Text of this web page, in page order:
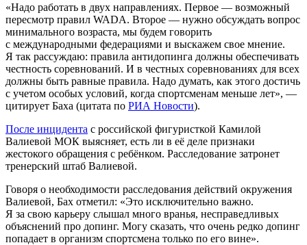
«Надо работать в двух направлениях. Первое — возможный
пересмотр правил WADA. Второе — нужно обсуждать вопрос
минимального возраста, мы будем говорить
с международными федерациями и выскажем свое мнение.
Я так рассуждаю: правила антидопинга должны обеспечивать
честность соревнований. И в честных соревнованиях для всех
должны быть равные правила. Надо думать, как этого достичь
с учетом особых условий, когда спортсменам меньше лет», —
цитирует Баха (цитата по РИА Новости).
После инцидента с российской фигуристкой Камилой
Валиевой МОК выясняет, есть ли в её деле признаки
жестокого обращения с ребёнком. Расследование затронет
тренерский штаб Валиевой.
Говоря о необходимости расследования действий окружения
Валиевой, Бах отметил: «Это исключительно важно.
Я за свою карьеру слышал много вранья, несправедливых
объяснений про допинг. Могу сказать, что очень редко допинг
попадает в организм спортсмена только по его вине».